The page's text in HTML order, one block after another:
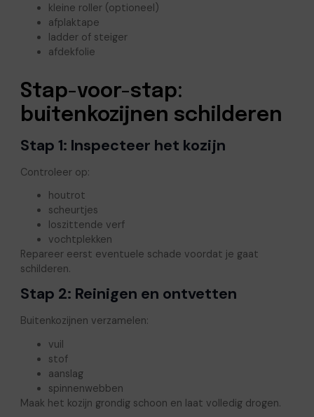
kleine roller (optioneel)
afplaktape
ladder of steiger
afdekfolie
Stap-voor-stap:
buitenkozijnen schilderen
Stap 1: Inspecteer het kozijn
Controleer op:
houtrot
scheurtjes
loszittende verf
vochtplekken
Repareer eerst eventuele schade voordat je gaat
schilderen.
Stap 2: Reinigen en ontvetten
Buitenkozijnen verzamelen:
vuil
stof
aanslag
spinnenwebben
Maak het kozijn grondig schoon en laat volledig drogen.